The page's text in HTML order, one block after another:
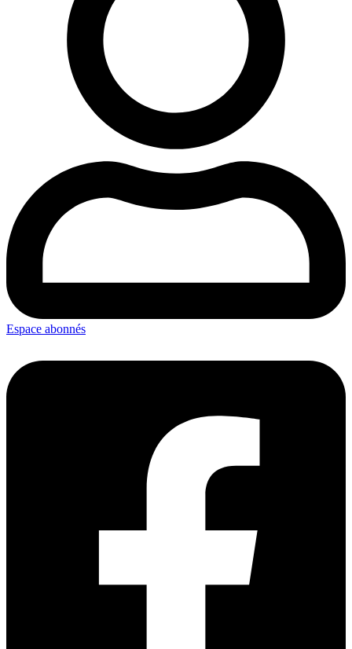
Espace abonnés